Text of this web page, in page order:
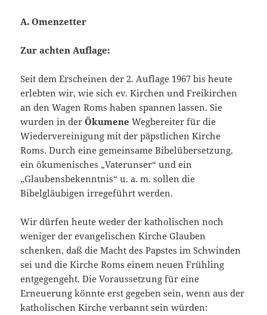
A. Omenzetter
Zur achten Auflage:
Seit dem Erscheinen der 2. Auflage 1967 bis heute
erlebten wir, wie sich ev. Kirchen und Freikirchen
an den Wagen Roms haben spannen lassen. Sie
wurden in der Ökumene Wegbereiter für die
Wiedervereinigung mit der päpstlichen Kirche
Roms. Durch eine gemeinsame Bibelübersetzung,
ein ökumenisches „Vaterunser“ und ein
„Glaubensbekenntnis“ u. a. m. sollen die
Bibelgläubigen irregeführt werden.
Wir dürfen heute weder der katholischen noch
weniger der evangelischen Kirche Glauben
schenken, daß die Macht des Papstes im Schwinden
sei und die Kirche Roms einem neuen Frühling
entgegengeht. Die Voraussetzung für eine
Erneuerung könnte erst gegeben sein, wenn aus der
katholischen Kirche verbannt sein würden: